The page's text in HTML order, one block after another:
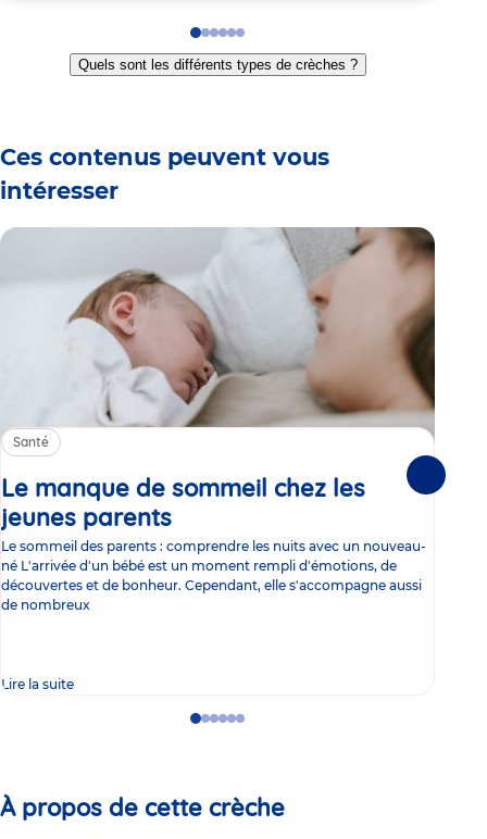
Go
to
slide
Go
to
slide
Go
to
slide
Go
to
slide
Go
to
slide
Go
to
slide
Quels sont les différents types de crèches ?
Ces contenus peuvent vous
intéresser
Santé
Le manque de sommeil chez les
jeunes parents
Le sommeil des parents : comprendre les nuits avec un nouveau-
né L'arrivée d'un bébé est un moment rempli d'émotions, de
découvertes et de bonheur. Cependant, elle s'accompagne aussi
de nombreux
Lire la suite
GoGoGoGo
GoGo
À propos de cette crèche